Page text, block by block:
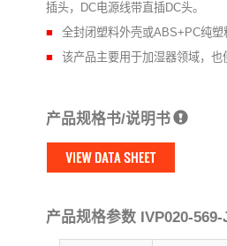
插头，DC电源线带直插DC头。
全封闭塑料外壳或ABS+PC纯塑
该产品主要用于加湿器领域，也
产品规格书/说明书
产品规格参数 IVP020-569-